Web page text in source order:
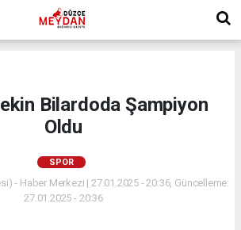
Bilardoda Şampiyon
Oldu
SPOR
- Haber Merkezi | 27.01.2025 - 20:36, Güncelleme:
27.01.2025 - 20:36